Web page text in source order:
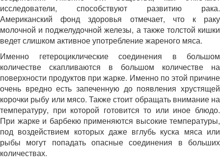
исследователи, способствуют развитию рака.
Американский фонд здоровья отмечает, что к раку
молочной и поджелудочной железы, а также толстой кишки
ведет слишком активное употребление жареного мяса.
Именно гетероциклические соединения в большом
количестве скапливаются в большом количестве на
поверхности продуктов при жарке. Именно по этой причине
очень вредно есть запеченную до появления хрустящей
корочки рыбу или мясо. Также стоит обращать внимание на
температуру, при которой готовится то или иное блюдо.
При жарке и барбекю применяются высокие температуры,
под воздействием которых даже вглубь куска мяса или
рыбы могут попадать опасные соединения в больших
количествах.